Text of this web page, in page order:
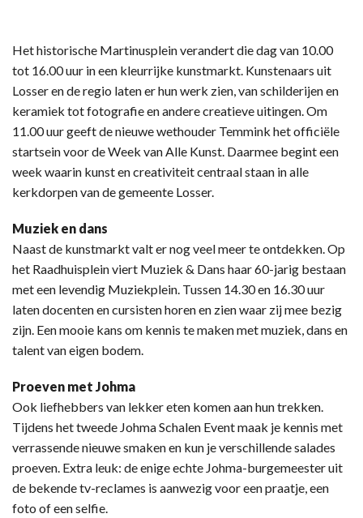
Het historische Martinusplein verandert die dag van 10.00
tot 16.00 uur in een kleurrijke kunstmarkt. Kunstenaars uit
Losser en de regio laten er hun werk zien, van schilderijen en
keramiek tot fotografie en andere creatieve uitingen. Om
11.00 uur geeft de nieuwe wethouder Temmink het officiële
startsein voor de Week van Alle Kunst. Daarmee begint een
week waarin kunst en creativiteit centraal staan in alle
kerkdorpen van de gemeente Losser.
Muziek en dans
Naast de kunstmarkt valt er nog veel meer te ontdekken. Op
het Raadhuisplein viert Muziek & Dans haar 60-jarig bestaan
met een levendig Muziekplein. Tussen 14.30 en 16.30 uur
laten docenten en cursisten horen en zien waar zij mee bezig
zijn. Een mooie kans om kennis te maken met muziek, dans en
talent van eigen bodem.
Proeven met Johma
Ook liefhebbers van lekker eten komen aan hun trekken.
Tijdens het tweede Johma Schalen Event maak je kennis met
verrassende nieuwe smaken en kun je verschillende salades
proeven. Extra leuk: de enige echte Johma-burgemeester uit
de bekende tv-reclames is aanwezig voor een praatje, een
foto of een selfie.